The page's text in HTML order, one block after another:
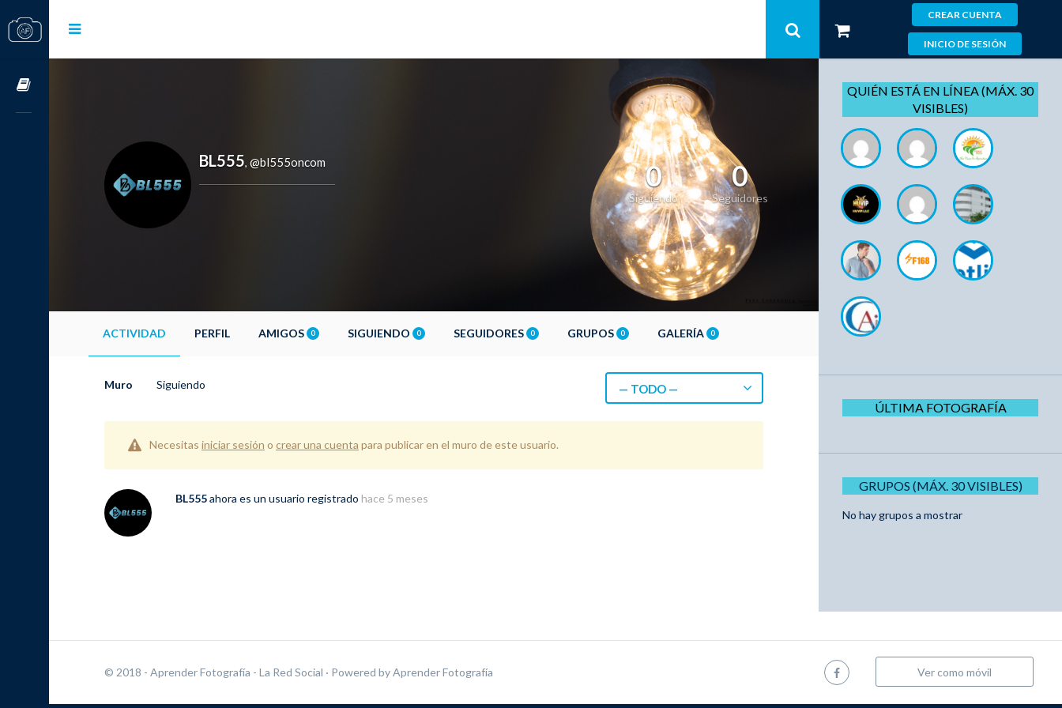
CREAR CUENTA
INICIO DE SESIÓN
BL555, @bl555oncom 0
Siguiendo
0
Seguidores
ACTIVIDAD PERFIL AMIGOS 0 SIGUIENDO 0 SEGUIDORES 0 GRUPOS 0 GALERÍA 0
Muro Siguiendo — TODO —
Necesitas iniciar sesión o crear una cuenta para publicar en el muro de este usuario.
BL555ahora es un usuario registrado hace 5 meses
QUIÉN ESTÁ EN LÍNEA (MÁX. 30
VISIBLES)
ÚLTIMA FOTOGRAFÍA
GRUPOS (MÁX. 30 VISIBLES)
No hay grupos a mostrar
© 2018 - Aprender Fotografía - La Red Social · Powered byAprender Fotografía